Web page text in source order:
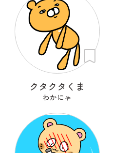
クタクタくま
わかにゃ